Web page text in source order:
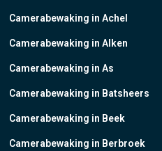
Camerabewaking in Achel
Camerabewaking in Alken
Camerabewaking in As
Camerabewaking in Batsheers
Camerabewaking in Beek
Camerabewaking in Berbroek